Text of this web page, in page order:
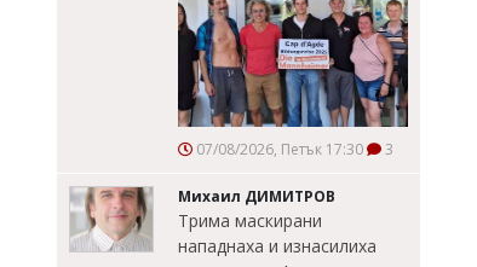
07/08/2026, Петък 17:30 3
Михаил ДИМИТРОВ
Трима маскирани
нападнаха и изнасилиха